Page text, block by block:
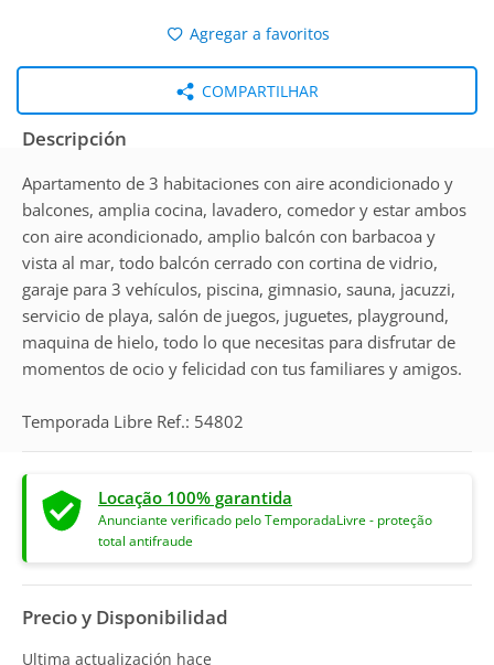
Agregar a favoritos
COMPARTILHAR
Descripción
Apartamento de 3 habitaciones con aire acondicionado y
balcones, amplia cocina, lavadero, comedor y estar ambos
con aire acondicionado, amplio balcón con barbacoa y
vista al mar, todo balcón cerrado con cortina de vidrio,
garaje para 3 vehículos, piscina, gimnasio, sauna, jacuzzi,
servicio de playa, salón de juegos, juguetes, playground,
maquina de hielo, todo lo que necesitas para disfrutar de
momentos de ocio y felicidad con tus familiares y amigos.
Temporada Libre Ref.: 54802
Locação 100% garantida
Anunciante verificado pelo TemporadaLivre - proteção
total antifraude
Precio y Disponibilidad
Ultima actualización hace